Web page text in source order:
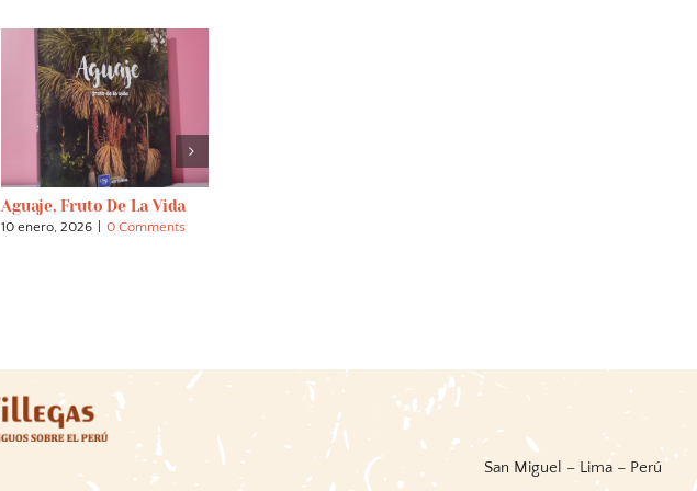
Aguaje, Fruto De La Vida
10 enero, 2026 0 Comments
San Miguel – Lima – Perú